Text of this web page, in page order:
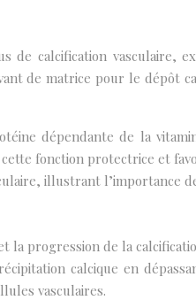
calcification vasculaire,
de matrice pour le dépôt
dépendante de la
fonction protectrice et
illustrant l’importance
progression de la
calcique en
vasculaires.